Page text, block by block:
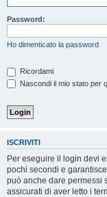
Password:
Ho dimenticato la password
Ricordami
Nascondi il mio stato per
ISCRIVITI
Per eseguire il login devi
pochi secondi e
può anche dare permessi
assicurati di aver letto i